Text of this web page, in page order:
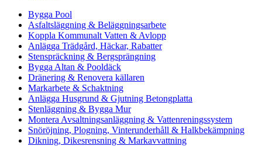
Bygga Pool
Asfaltsläggning & Beläggningsarbete
Koppla Kommunalt Vatten & Avlopp
Anlägga Trädgård, Häckar, Rabatter
Stenspräckning & Bergsprängning
Bygga Altan & Pooldäck
Dränering & Renovera källaren
Markarbete & Schaktning
Anlägga Husgrund & Gjutning Betongplatta
Stenläggning & Bygga Mur
Montera Avsaltningsanläggning & Vattenreningssystem
Snöröjning, Plogning, Vinterunderhåll & Halkbekämpning
Dikning, Dikesrensning & Markavvattning